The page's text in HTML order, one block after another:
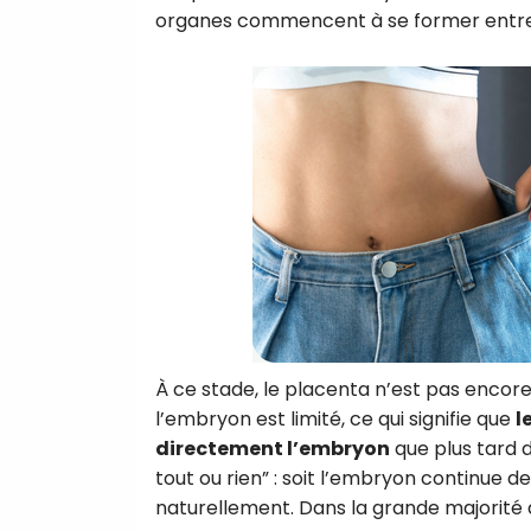
organes commencent à se former
À ce stade, le placenta n’est pas
l’embryon est limité, ce qui signifie que
directement l’embryon que plus tard
tout ou rien” : soit l’embryon continue
naturellement. Dans la grande majorité